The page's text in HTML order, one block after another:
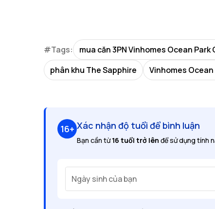
#Tags: mua căn 3PN Vinhomes Ocean Park
phân khu The Sapphire
Vinhomes Ocean
16+ Xác nhận độ tuổi để bình luận
Bạn cần từ16 tuổi trở lên để sử dụng tính
Ngày sinh của bạn